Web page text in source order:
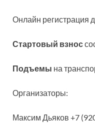
Онлайн регистрация
Стартовый взнос
Подъемы на
Организаторы:
Максим Дьяков +7